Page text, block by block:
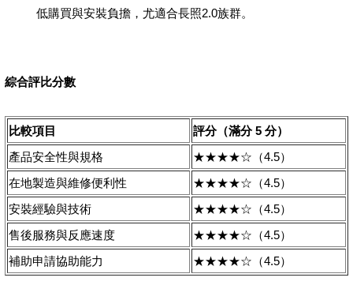
低購買與安裝負擔，尤適合長照2.0族群。
綜合評比分數
比較項目
評分（滿分 5 分）
產品安全性與規格
★★★★☆（4.5）
在地製造與維修便利性
★★★★☆（4.5）
安裝經驗與技術
★★★★☆（4.5）
售後服務與反應速度
★★★★☆（4.5）
補助申請協助能力
★★★★☆（4.5）